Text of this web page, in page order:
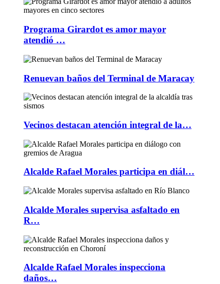
Programa Girardot es amor mayor
atendió …
Renuevan baños del Terminal de Maracay
Vecinos destacan atención integral de la…
Alcalde Rafael Morales participa en diál…
Alcalde Morales supervisa asfaltado en
R…
Alcalde Rafael Morales inspecciona
daños…